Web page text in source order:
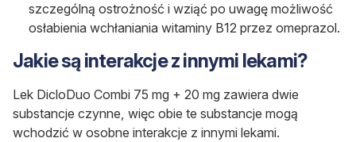
szczególną ostrożność i wziąć po uwagę możliwość
osłabienia wchłaniania witaminy B12 przez omeprazol.
Jakie są interakcje z innymi lekami?
Lek DicloDuo Combi 75 mg + 20 mg zawiera dwie
substancje czynne, więc obie te substancje mogą
wchodzić w osobne interakcje z innymi lekami.